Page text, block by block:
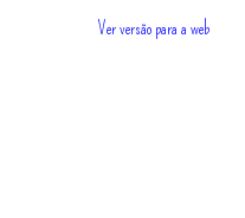
Ver versão para a web